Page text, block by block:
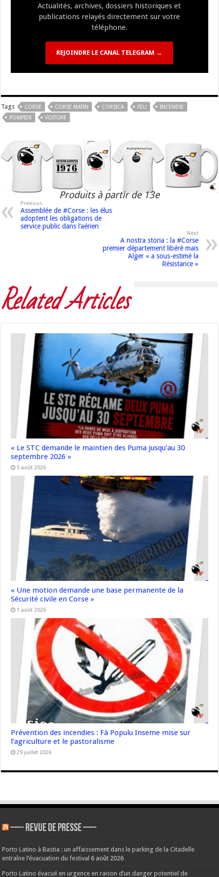
Actualités, archives, dossiers historiques et
publications relayés directement sur votre
téléphone.
REJOINDRE LE CANAL TELEGRAM →
Tags CORSE CORSE MATIN CORSICA FEU
INCENDIE
POMPIER
VOITURE
Produits à partir de 13e
Previous
Assemblée de #Corse : les élus
adoptent les obligations de
service public dans l’aérien
Next
A nostra storia : la #Corse
premier département libéré mais
Alger « a sous-estimé la
Résistance »
Related Articles
« Le STC demande le maintien des Puma jusqu’au 30
septembre 2026 »
5 août 2026
« Une motion demande une base permanente de la
Sécurité civile en Corse »
1 août 2026
Prévention des incendies : Fà Populu Inseme mise sur
l’agriculture et le pastoralisme
29 juillet 2026
—- REVUE DE PRESSE —-
Porto Latino à Bastia : un affaissement dans le parking de la Citadelle
entraîne l’évacuation du festival 6 août 2026
Porto Latino évacué en urgence en raison d’un danger potentiel de